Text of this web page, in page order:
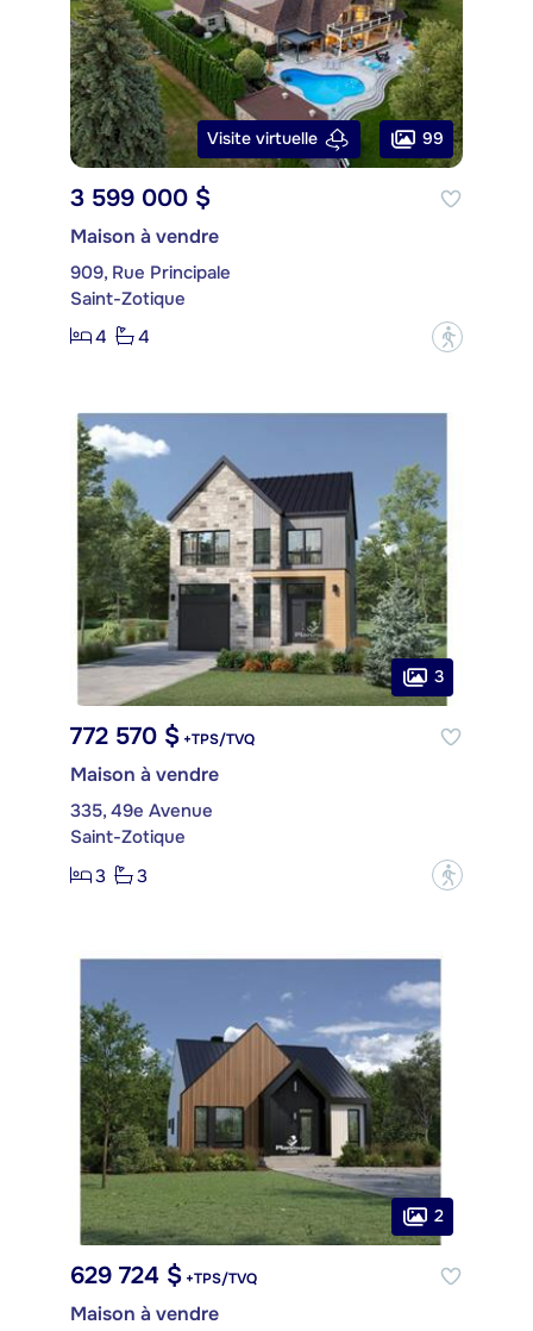
Visite virtuelle 99
3 599 000 $
Maison à vendre
909, Rue Principale
Saint-Zotique
4
4 ?
3
772 570 $ +TPS/TVQ
Maison à vendre
335, 49e Avenue
Saint-Zotique
3
3 ?
2
629 724 $ +TPS/TVQ
Maison à vendre